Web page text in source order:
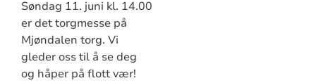
Søndag 11. juni kl. 14.00
er det torgmesse på
Mjøndalen torg. Vi
gleder oss til å se deg
og håper på flott vær!